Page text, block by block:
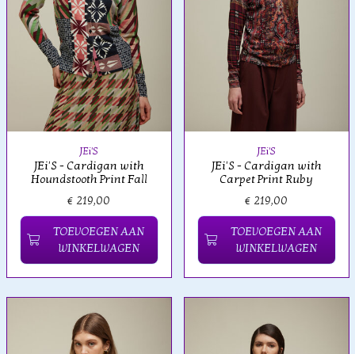
JEi'S
JEi'S - Cardigan with
Houndstooth Print Fall
€ 219,00
TOEVOEGEN AAN
WINKELWAGEN
JEi'S
JEi'S - Cardigan with
Carpet Print Ruby
€ 219,00
TOEVOEGEN AAN
WINKELWAGEN